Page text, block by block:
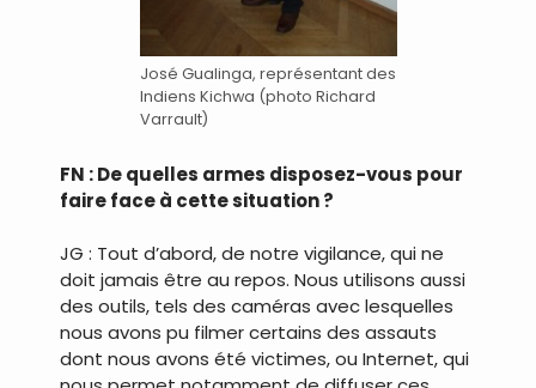
José Gualinga, représentant des
Indiens Kichwa (photo Richard
Varrault)
FN : De quelles armes disposez-vous pour
faire face à cette situation ?
JG : Tout d’abord, de notre vigilance, qui ne
doit jamais être au repos. Nous utilisons aussi
des outils, tels des caméras avec lesquelles
nous avons pu filmer certains des assauts
dont nous avons été victimes, ou Internet, qui